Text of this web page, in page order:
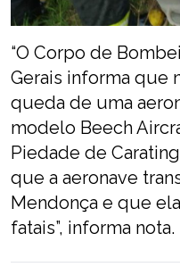
“O Corpo de
Gerais informa que
queda de uma
modelo Beech
Piedade de
que a aeronave
Mendonça e que
fatais”, informa nota.